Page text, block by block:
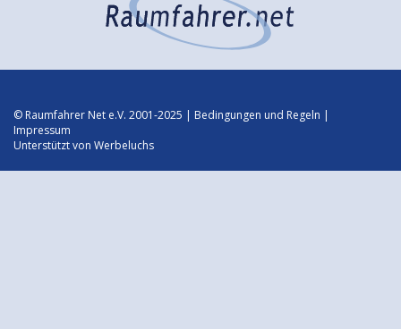
© Raumfahrer Net e.V. 2001-2025 | Bedingungen und Regeln |
Impressum
Unterstützt von Werbeluchs